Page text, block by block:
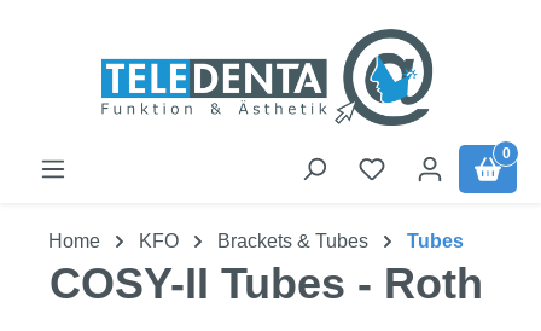
0
Home KFO Brackets & Tubes Tubes
COSY-II Tubes - Roth